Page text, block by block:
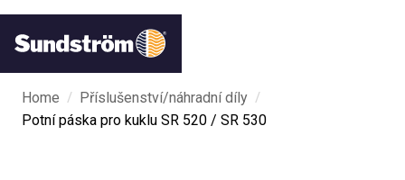
Home / Příslušenství/náhradní díly /
Potní páska pro kuklu SR 520 / SR 530